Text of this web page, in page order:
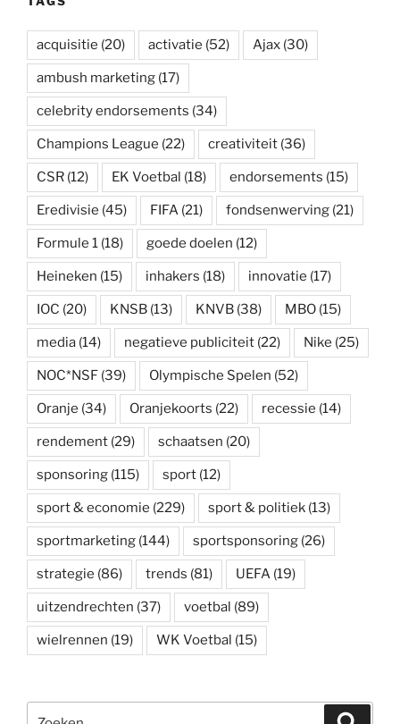
p
n
k
p
e
r
e
s
t
acquisitie (20) activatie (52) Ajax (30)
ambush marketing (17)
celebrity endorsements (34)
Champions League (22) creativiteit (36)
CSR (12) EK Voetbal (18) endorsements (15)
Eredivisie (45) FIFA (21) fondsenwerving (21)
Formule 1 (18) goede doelen (12)
Heineken (15) inhakers (18) innovatie (17)
IOC (20) KNSB (13) KNVB (38) MBO (15)
media (14) negatieve publiciteit (22) Nike (25)
NOC*NSF (39) Olympische Spelen (52)
Oranje (34) Oranjekoorts (22) recessie (14)
rendement (29) schaatsen (20)
sponsoring (115) sport (12)
sport & economie (229) sport & politiek (13)
sportmarketing (144) sportsponsoring (26)
strategie (86) trends (81) UEFA (19)
uitzendrechten (37) voetbal (89)
wielrennen (19) WK Voetbal (15)